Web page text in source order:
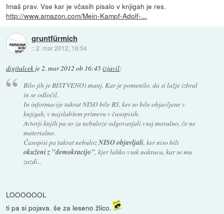
Imaš prav. Vse kar je včasih pisalo v knjigah je res.
http://www.amazon.com/Mein-Kampf-Adolf-...
gruntfürmich
::2. mar 2012, 16:54
digitalcek je2. mar 2012 ob 16:45izjavil:
Bilo jih je BISTVENO) manj. Kar je pomenilo, da si lažje izbral
in se odločil.
In informacije takrat NISO bile BS, ker so bile objavljene v
knjigah, v najslabšem primeru v časopisih.
Avtorji knjih pa so za nebuloze odgovarjali vsaj moralno, če ne
materialno.
Časopisi pa takrat nebulozNISO objavljali, ker niso bili
okuženi z "demokracijo", kjer lahko vsak nakraca, kar se mu
zazdi...
LOOOOOOL
ti pa si pojava. še za leseno žlico.